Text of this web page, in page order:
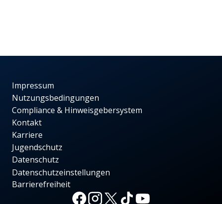
Impressum
Nutzungsbedingungen
Compliance & Hinweisgebersystem
Kontakt
Karriere
Jugendschutz
Datenschutz
Datenschutzeinstellungen
Barrierefreiheit